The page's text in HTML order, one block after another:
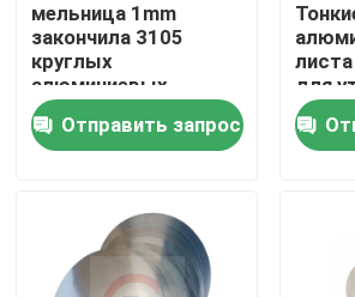
Товары
Видео
Тур по фабрике
мельница 1mm
закончила 3105
круглых
алюминиевых
дисков OD 120mm
листа больших
алюминиевых
Отправить запрос
для